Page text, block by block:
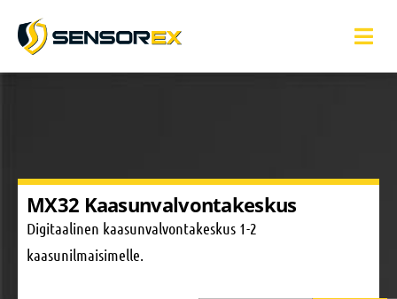
MX32 Kaasunvalvontakeskus
Digitaalinen kaasunvalvontakeskus 1-2
kaasunilmaisimelle.